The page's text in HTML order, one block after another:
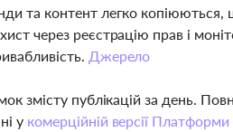
та контент легко копіюються,
через реєстрацію прав і
Джерело
змісту публікацій за день.
у комерційній версії